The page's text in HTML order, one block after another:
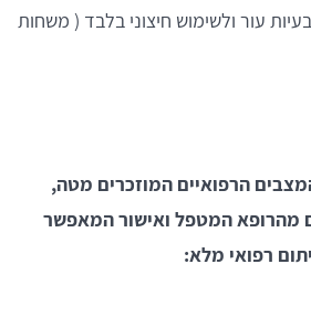
עור ולשימוש חיצוני בלבד ( משחות
הרפואיים המוזכרים מטה,
מהרופא המטפל ואישור המאפשר
רפואי מלא: